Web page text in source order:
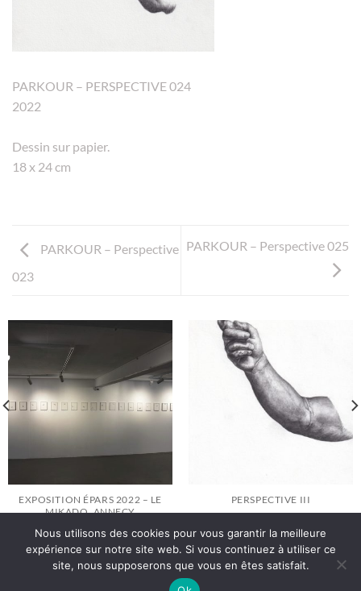
PARKOUR – PERSPECTIVE 024
2022
Dessin sur papier.
18 x 24 cm
PARKOUR – Perspective
023
PARKOUR – Perspective 025
EXPOSITION ÉPARS 2022 – LE
MIKADO, ANNECY
PERSPECTIVE III
Politique de Confidentialité
Nous utilisons des cookies pour vous garantir la meilleure
expérience sur notre site web. Si vous continuez à utiliser ce
site, nous supposerons que vous en êtes satisfait.